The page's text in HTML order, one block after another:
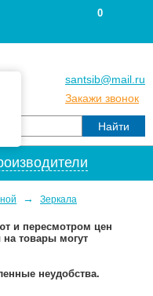
santsib@mail.ru
Закажи звонок
0
→ Зеркала
и пересмотром цен
товары могут
неудобства.